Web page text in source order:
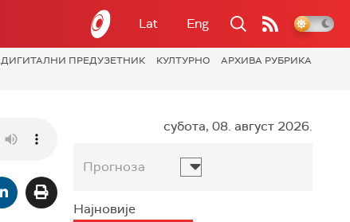
Lat Eng
ДИГИТАЛНИ ПРЕДУЗЕТНИК КУЛТУРНО
АРХИВА РУБРИКА
субота, 08. август 2026.
Прогноза
Најновије